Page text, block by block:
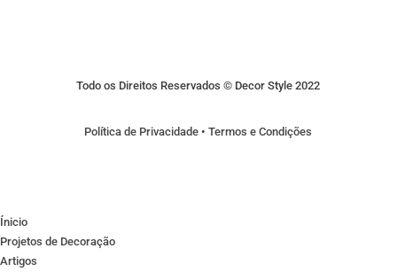
Todo os Direitos Reservados © Decor Style 2022
Política de Privacidade •Termos e Condições
Ínicio
Projetos de Decoração
Artigos